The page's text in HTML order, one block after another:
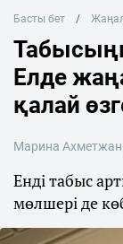
Басты бет
Елде
қалай
Марина
Енді табыс
мөлшері де